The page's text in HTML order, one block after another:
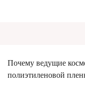
Почему ведущие
полиэтиленовой